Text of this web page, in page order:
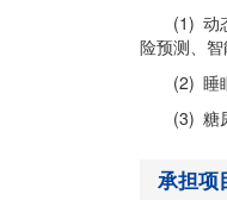
(1) 动
险预测、
(2) 睡
(3) 糖
承担项